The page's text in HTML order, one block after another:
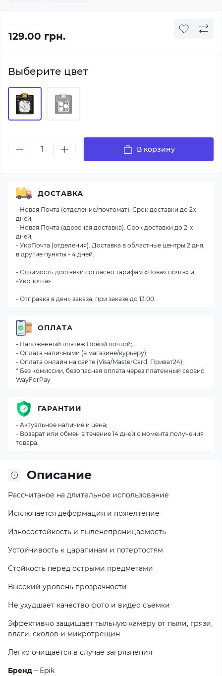
129.00 грн.
Выберите цвет
В корзину
Описание
Рассчитаное на длительное использование
Исключается деформация и пожелтение
Износостойкость и пыленепроницаемость
Устойчивость к царапинам и потертостям
Стойкость перед острыми предметами
Высокий уровень прозрачности
Не ухудшает качество фото и видео съемки
Эффективно защищает тыльную камеру от пыли, грязи,
влаги, сколов и микротрещин
Легко очищается в случае загрязнения
Бренд – Epik
ДОСТАВКА
- Новая Почта (отделение/почтомат). Срок доставки до 2х
дней;
- Новая Почта (адресная доставка). Срок доставки до 2-х
дней;
- УкрПочта (отделения). Доставка в областные центры 2 дня,
в другие пункты - 4 дней.
- Стоимость доставки согласно тарифам «Новая почта» и
«Укрпочта»
- Отправка в день заказа, при заказе до 13.00.
ОПЛАТА
- Наложенный платеж Новой почтой;
- Оплата наличными (в магазине/курьеру);
- Оплата онлайн на сайте (Visa/MasterCard, Приват24);
* Без комиссии, безопасная оплата через платежный сервис
WayForPay
ГАРАНТИИ
- Актуальное наличие и цена;
- Возврат или обмен в течение 14 дней с момента получения
товара.